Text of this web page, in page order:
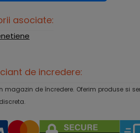
asociate:
de incredere:
magazin de încredere. Oferim produse si